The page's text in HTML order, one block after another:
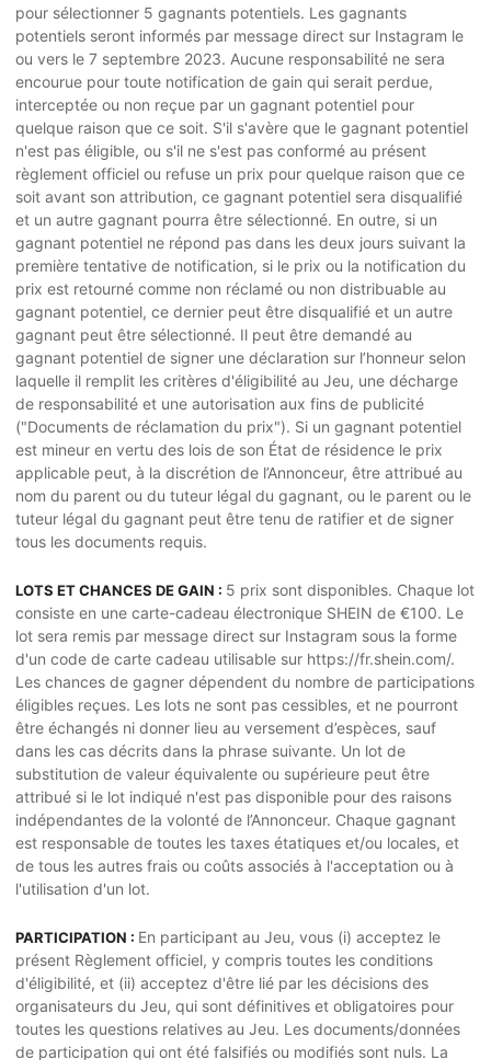
pour sélectionner 5 gagnants potentiels. Les gagnants
potentiels seront informés par message direct sur Instagram le
ou vers le 7 septembre 2023. Aucune responsabilité ne sera
encourue pour toute notification de gain qui serait perdue,
interceptée ou non reçue par un gagnant potentiel pour
quelque raison que ce soit. S'il s'avère que le gagnant potentiel
n'est pas éligible, ou s'il ne s'est pas conformé au présent
règlement officiel ou refuse un prix pour quelque raison que ce
soit avant son attribution, ce gagnant potentiel sera disqualifié
et un autre gagnant pourra être sélectionné. En outre, si un
gagnant potentiel ne répond pas dans les deux jours suivant la
première tentative de notification, si le prix ou la notification du
prix est retourné comme non réclamé ou non distribuable au
gagnant potentiel, ce dernier peut être disqualifié et un autre
gagnant peut être sélectionné. Il peut être demandé au
gagnant potentiel de signer une déclaration sur l’honneur selon
laquelle il remplit les critères d'éligibilité au Jeu, une décharge
de responsabilité et une autorisation aux fins de publicité
("Documents de réclamation du prix"). Si un gagnant potentiel
est mineur en vertu des lois de son État de résidence le prix
applicable peut, à la discrétion de l’Annonceur, être attribué au
nom du parent ou du tuteur légal du gagnant, ou le parent ou le
tuteur légal du gagnant peut être tenu de ratifier et de signer
tous les documents requis.
LOTS ET CHANCES DE GAIN : 5 prix sont disponibles. Chaque lot
consiste en une carte-cadeau électronique SHEIN de €100. Le
lot sera remis par message direct sur Instagram sous la forme
d'un code de carte cadeau utilisable sur https://fr.shein.com/.
Les chances de gagner dépendent du nombre de participations
éligibles reçues. Les lots ne sont pas cessibles, et ne pourront
être échangés ni donner lieu au versement d’espèces, sauf
dans les cas décrits dans la phrase suivante. Un lot de
substitution de valeur équivalente ou supérieure peut être
attribué si le lot indiqué n'est pas disponible pour des raisons
indépendantes de la volonté de l’Annonceur. Chaque gagnant
est responsable de toutes les taxes étatiques et/ou locales, et
de tous les autres frais ou coûts associés à l'acceptation ou à
l'utilisation d'un lot.
PARTICIPATION : En participant au Jeu, vous (i) acceptez le
présent Règlement officiel, y compris toutes les conditions
d'éligibilité, et (ii) acceptez d'être lié par les décisions des
organisateurs du Jeu, qui sont définitives et obligatoires pour
toutes les questions relatives au Jeu. Les documents/données
de participation qui ont été falsifiés ou modifiés sont nuls. La